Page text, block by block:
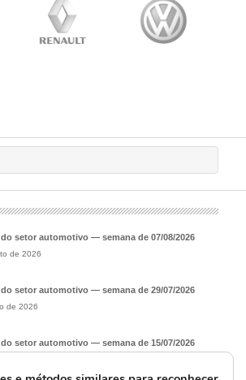
setor automotivo — semana de 07/08/2026
de 2026
setor automotivo — semana de 29/07/2026
de 2026
setor automotivo — semana de 15/07/2026